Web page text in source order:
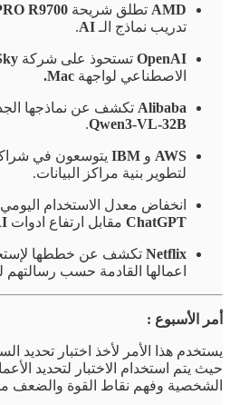
AMD تطلق شريحة R9700
تدريب نماذج الـ AI
.
OpenAI تستحوذ على شركة
الاصطناعي لواجهة Mac.
Alibaba تكشف عن نماذجها
Qwen3-VL-32B
.
AWS و IBM يتوسعون في
لتطوير بنية مراكز البيانات.
انخفاض معدل الاستخدام
ChatGPT مقابل ارتفاع ادوات
Netflix تكشف عن خططها
اعمالها القادمة حسب رسالتهم
أمر الأسبوع :
حيث يتم استخدام الاختبار لتحديد
الشخصية وفهم نقاط القوة